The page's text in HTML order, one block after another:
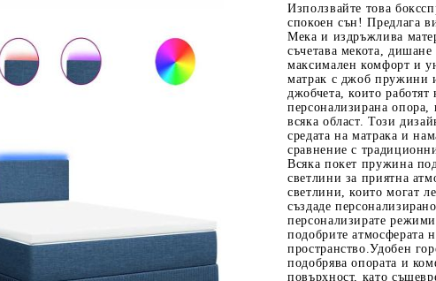
Използвайте това
спокоен сън! Предлага
Мека и издръжлива
съчетава мекота,
максимален комфорт и
матрак с джоб пружини
джобчета, които
персонализирана опора,
всяка област. Този
средата на матрака и
сравнение с
Всяка покет пружина
светлини за приятна
светлини, които могат
създаде
персонализирате
подобрите атмосферата
пространство.Удобен
подобрява опората и
повърхност, като